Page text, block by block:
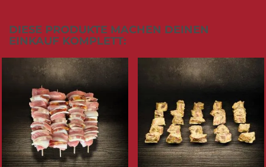
DIESE PRODUKTE MACHEN DEINEN
EINKAUF KOMPLETT: